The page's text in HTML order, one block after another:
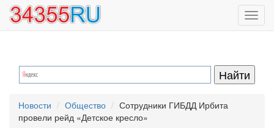
Перейти
основному
Новости Общество
Сотрудники ГИБДД Ирбита
провели рейд «Детское кресло»